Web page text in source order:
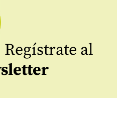
Regístrate al